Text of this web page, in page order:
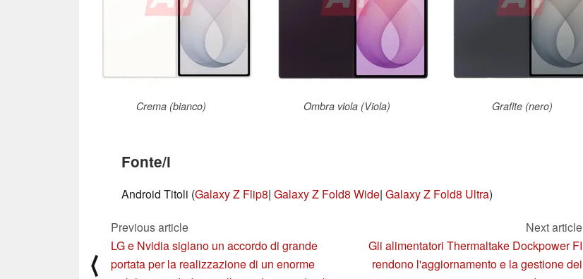
Crema (bianco) Ombra viola (Viola) Grafite (nero)
Fonte/i
Android Titoli (Galaxy Z Flip8| Galaxy Z Fold8 Wide| Galaxy Z Fold8 Ultra)
⟨
Previous article
LG e Nvidia siglano un accordo di grande
portata per la realizzazione di un enorme
Next article
Gli alimentatori Thermaltake Dockpower FI
rendono l'aggiornamento e la gestione dei